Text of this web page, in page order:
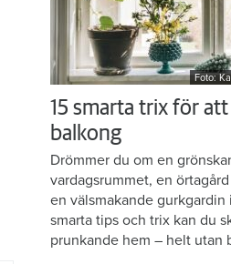
Foto:
15 smarta trix för
balkong
Drömmer du om en
vardagsrummet, en
en välsmakande
smarta tips och trix kan du
prunkande hem – helt utan